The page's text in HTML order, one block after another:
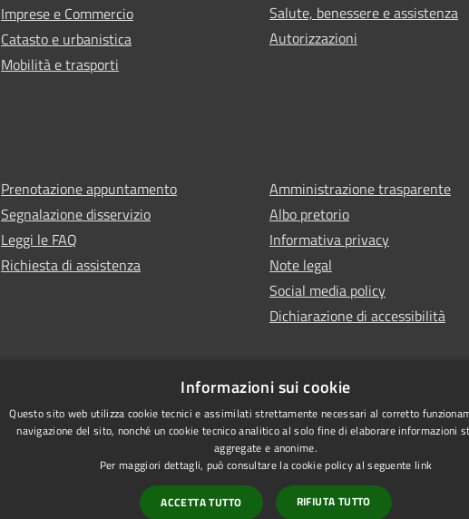
Imprese e Commercio
Catasto e urbanistica
Mobilità e trasporti
Salute, benessere e assistenza
Autorizzazioni
Prenotazione appuntamento
Segnalazione disservizio
Leggi le FAQ
Richiesta di assistenza
Amministrazione trasparente
Albo pretorio
Informativa privacy
Note legal
Social media policy
Dichiarazione di accessibilità
Informazioni sui cookie
Questo sito web utilizza cookie tecnici e assimilati strettamente necessari al corretto
navigazione del sito, nonché un cookie tecnico analitico al solo fine di elaborare informazioni
aggregate e anonime.
Per maggiori dettagli, può consultare la cookie policy al seguente link
ACCETTA TUTTO RIFIUTA TUTTO